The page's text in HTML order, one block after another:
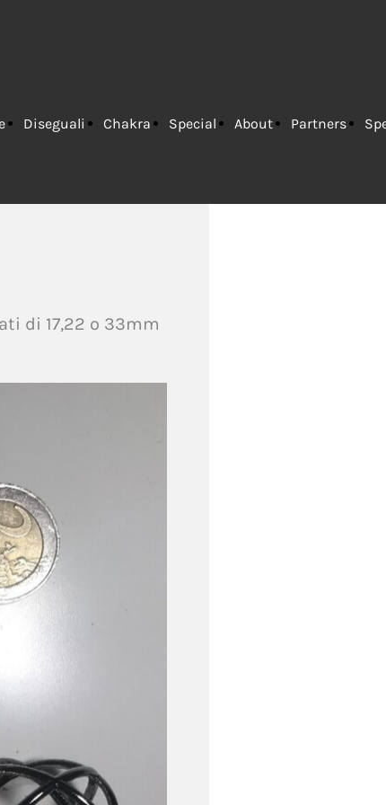
Diseguali Chakra Special About Partners
di 17,22 o 33mm